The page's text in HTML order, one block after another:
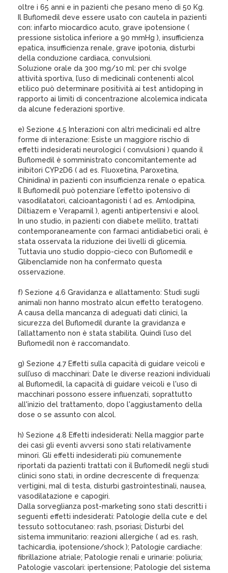
oltre i 65 anni e in pazienti che pesano meno di 50 Kg.
Il Buflomedil deve essere usato con cautela in pazienti
con: infarto miocardico acuto, grave ipotensione (
pressione sistolica inferiore a 90 mmHg ), insufficienza
epatica, insufficienza renale, grave ipotonia, disturbi
della conduzione cardiaca, convulsioni.
Soluzione orale da 300 mg/10 ml: per chi svolge
attività sportiva, l’uso di medicinali contenenti alcol
etilico può determinare positività ai test antidoping in
rapporto ai limiti di concentrazione alcolemica indicata
da alcune federazioni sportive.
e) Sezione 4.5 Interazioni con altri medicinali ed altre
forme di interazione: Esiste un maggiore rischio di
effetti indesiderati neurologici ( convulsioni ) quando il
Buflomedil è somministrato concomitantemente ad
inibitori CYP2D6 ( ad es. Fluoxetina, Paroxetina,
Chinidina) in pazienti con insufficienza renale o epatica.
Il Buflomedil può potenziare l’effetto ipotensivo di
vasodilatatori, calcioantagonisti ( ad es. Amlodipina,
Diltiazem e Verapamil ), agenti antipertensivi e alool.
In uno studio, in pazienti con diabete mellito, trattati
contemporaneamente con farmaci antidiabetici orali, è
stata osservata la riduzione dei livelli di glicemia.
Tuttavia uno studio doppio-cieco con Buflomedil e
Glibenclamide non ha confermato questa
osservazione.
f) Sezione 4.6 Gravidanza e allattamento: Studi sugli
animali non hanno mostrato alcun effetto teratogeno.
A causa della mancanza di adeguati dati clinici, la
sicurezza del Buflomedil durante la gravidanza e
l’allattamento non è stata stabilita. Quindi l’uso del
Buflomedil non è raccomandato.
g) Sezione 4.7 Effetti sulla capacità di guidare veicoli e
sull’uso di macchinari: Date le diverse reazioni individuali
al Buflomedil, la capacità di guidare veicoli e l'uso di
macchinari possono essere influenzati, soprattutto
all'inizio del trattamento, dopo l'aggiustamento della
dose o se assunto con alcol.
h) Sezione 4.8 Effetti indesiderati: Nella maggior parte
dei casi gli eventi avversi sono stati relativamente
minori. Gli effetti indesiderati più comunemente
riportati da pazienti trattati con il Buflomedil negli studi
clinici sono stati, in ordine decrescente di frequenza:
vertigini, mal di testa, disturbi gastrointestinali, nausea,
vasodilatazione e capogiri.
Dalla sorveglianza post-marketing sono stati descritti i
seguenti effetti indesiderati: Patologie della cute e del
tessuto sottocutaneo: rash, psoriasi; Disturbi del
sistema immunitario: reazioni allergiche ( ad es. rash,
tachicardia, ipotensione/shock ); Patologie cardiache:
fibrillazione atriale; Patologie renali e urinarie: poliuria;
Patologie vascolari: ipertensione; Patologie del sistema